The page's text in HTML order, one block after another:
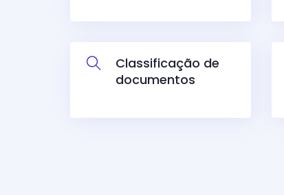
Classificação de
documentos